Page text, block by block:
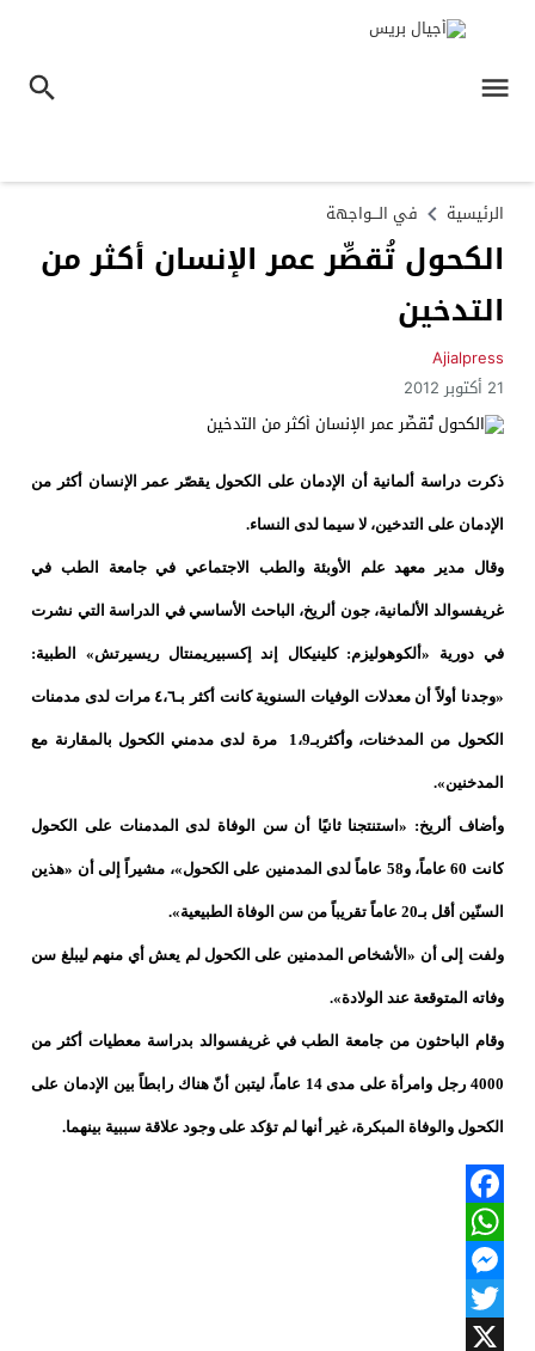
الرئيسية في الـــواجهة
الكحول تُقصِّر عمر الإنسان أكثر من
التدخين
Ajialpress
21 أكتوبر 2012
ذكرت دراسة ألمانية أن الإدمان على الكحول يقصّر عمر الإنسان أكثر من
الإدمان على التدخين، لا سيما لدى النساء.
وقال مدير معهد علم الأوبئة والطب الاجتماعي في جامعة الطب في
غريفسوالد الألمانية، جون ألريخ، الباحث الأساسي في الدراسة التي نشرت
في دورية «ألكوهوليزم: كلينيكال إند إكسبيريمنتال ريسيرتش» الطبية:
«وجدنا أولاً أن معدلات الوفيات السنوية كانت أكثر بـ٤،٦ مرات لدى مدمنات
الكحول من المدخنات، وأكثربـ1،9 مرة لدى مدمني الكحول بالمقارنة مع
المدخنين».
وأضاف ألريخ: «استنتجنا ثانيًا أن سن الوفاة لدى المدمنات على الكحول
كانت 60 عاماً، و58 عاماً لدى المدمنين على الكحول»، مشيراً إلى أن «هذين
السنّين أقل بـ20 عاماً تقريباً من سن الوفاة الطبيعية».
ولفت إلى أن «الأشخاص المدمنين على الكحول لم يعش أي منهم ليبلغ سن
وفاته المتوقعة عند الولادة».
وقام الباحثون من جامعة الطب في غريفسوالد بدراسة معطيات أكثر من
4000 رجل وامرأة على مدى 14 عاماً، ليتبن أنّ هناك رابطاً بين الإدمان على
الكحول والوفاة المبكرة، غير أنها لم تؤكد على وجود علاقة سببية بينهما.
Facebook
WhatsApp
Messenger
Twitter